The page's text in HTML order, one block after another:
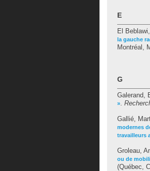
E
El
la gauche
Montréal,
G
Galerand,
».
Gallié,
modernes
travailleurs
Groleau,
ou de
(Québec,